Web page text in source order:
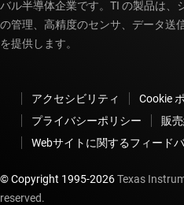
バル半導体企業です。TI の製品は、
の管理、高精度のセンサ、データ送
を提供します。
アクセシビリティ
Cookie
プライバシーポリシー
販
Webサイトに関するフィード
© Copyright 1995-2026Texas
reserved.